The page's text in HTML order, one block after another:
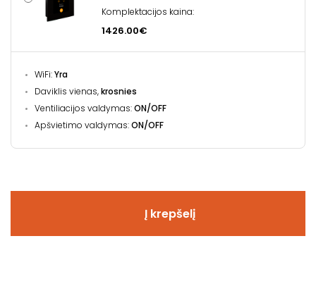
Komplektacijos kaina:
1426.00€
WiFi:Yra
Daviklis vienas,krosnies
Ventiliacijos valdymas:ON/OFF
Apšvietimo valdymas:ON/OFF
Į krepšelį